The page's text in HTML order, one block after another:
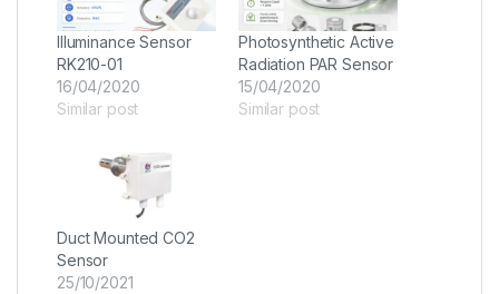
Illuminance Sensor
RK210-01
16/04/2020
Similar post
Photosynthetic Active
Radiation PAR Sensor
15/04/2020
Similar post
Duct Mounted CO2
Sensor
25/10/2021